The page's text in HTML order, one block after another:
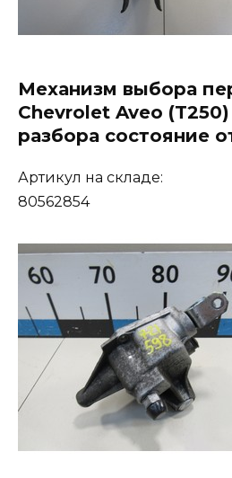
Механизм выбора
Chevrolet Aveo (T250)
разбора состояние
Артикул на складе:
80562854